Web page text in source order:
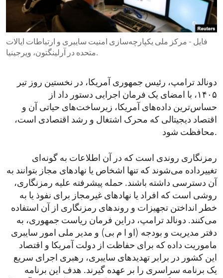
ENVIRONMENT AND HEALTH
IDEALS AND INSTITUTIONS
فایل - مرکز ملی یکپارچه‌سازی امنیت سایبری و ارتباطات ایالات
متحده در آرلینگتون، ویرجینیا.
دونالد ترامپ، رئیس جمهوری آمریکا، در نخستین روز تیر
۱۴۰۵، با امضای یک فرمان اجرایی‌ دستور داد از
حساس‌ترین داده‌های آمریکا، زیرساخت‌های حیاتی آن و
اقتصاد دیجیتالی که محرک اشتغال و رشد اقتصادی است،
محافظت شود.
رمزنگاری روندی است که در آن اطلاعات به گونه‌ای
تغییرداده می‌شوند که تنها اشخاص یا نهادهای مجاز بتوانند به
آن‌ دسترسی داشته باشند. حمله پیشرفته علیه رمزنگاری،
روشی است که افراد یا نهادهای غیرمجاز برای نفوذ یا به
خطر انداختن تجهیزات و روندهای رمزنگاری از آن استفاده
می‌کنند. دونالد ترامپ، دراین فرمان ریاست جمهوری، به
دفتر مدیریت و بودجه (او ‌ا م‌ بی) و مدیر ملی امور سایبری
ماموریت داده که برای حفاظت از دولت آمریکا و اقتصاد
این کشور در برابر تهدیدهای سایبری، رهبری اجرای سریع
یک برنامه سراسری را بر عهده گیرند. هدف این برنامه